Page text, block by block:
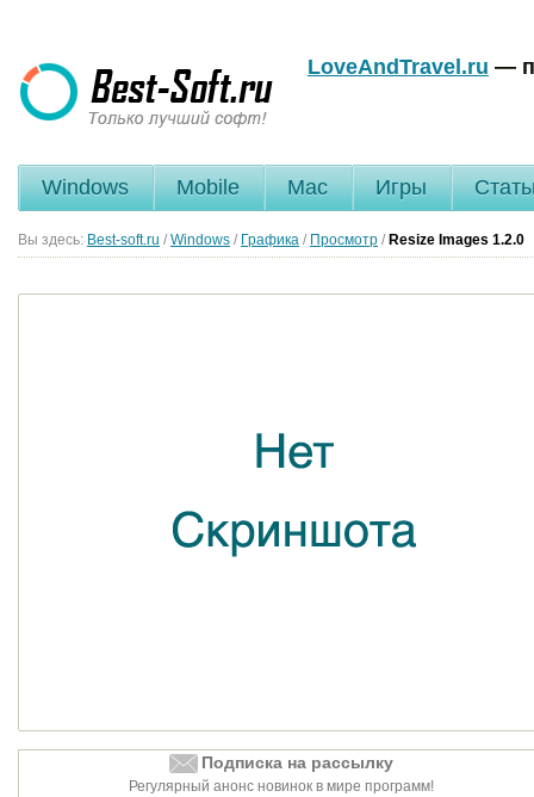
LoveAndTravel.ru —
Windows Mobile Mac Игры
Вы здесь: Best-soft.ru / Windows / Графика / Просмотр / Resize Images 1.2.0
Подписка на рассылку
Регулярный анонс новинок в мире программ!